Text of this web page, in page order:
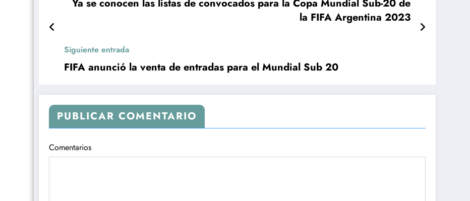
Ya se conocen las listas de convocados para la Copa Mundial Sub-20 de
la FIFA Argentina 2023
Siguiente entrada
FIFA anunció la venta de entradas para el Mundial Sub 20
PUBLICAR COMENTARIO
Comentarios